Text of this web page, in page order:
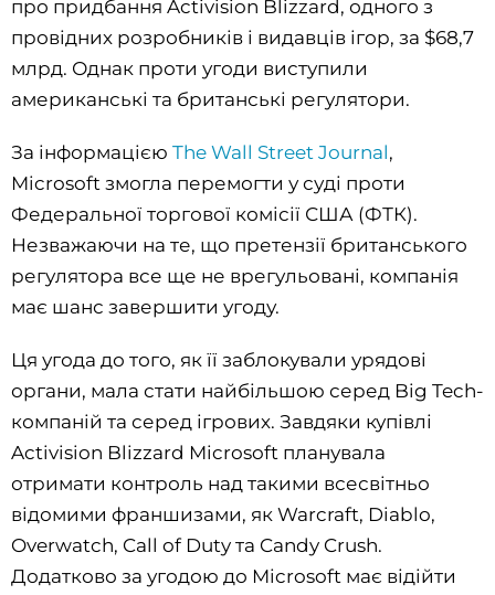
про придбання Activision Blizzard, одного з
провідних розробників і видавців ігор, за $68,7
млрд. Однак проти угоди виступили
американські та британські регулятори.
За інформацією The Wall Street Journal,
Microsoft змогла перемогти у суді проти
Федеральної торгової комісії США (ФТК).
Незважаючи на те, що претензії британського
регулятора все ще не врегульовані, компанія
має шанс завершити угоду.
Ця угода до того, як її заблокували урядові
органи, мала стати найбільшою серед Big Tech-
компаній та серед ігрових. Завдяки купівлі
Activision Blizzard Microsoft планувала
отримати контроль над такими всесвітньо
відомими франшизами, як Warcraft, Diablo,
Overwatch, Call of Duty та Candy Crush.
Додатково за угодою до Microsoft має відійти